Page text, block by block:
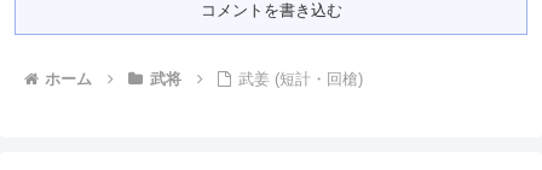
コメントを書き込む
ホーム 武将 武姜 (短計・回槍)